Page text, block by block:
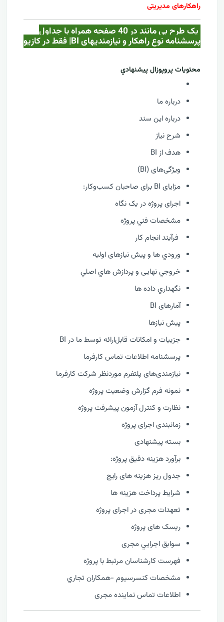
راهکارهای مدیریتی
یک طرح بی مانند در 40 صفحه همراه با جداول
پرسشنامه نوع راهکار و نیازمندیهای BI| فقط در کازيو
محتويات پروپوزال پيشنهادي
درباره ما
درباره این سند
شرح نیاز
هدف از BI
ویژگی‌های (BI)
مزایای BI برای صاحبان کسب‌وکار:
اجرای پروژه در یک نگاه
مشخصات فني پروژه
فرآيند انجام کار
ورودي ها و پیش نیازهای اولیه
خروجي نهایی و پردازش هاي اصلي
نگهداري داده ها
آمارهای BI
پیش نیازها
جزییات و امکانات قابل‌ارائه توسط ما در BI
پرسشنامه اطلاعات تماس کارفرما
نیازمندی‌های پلتفرم موردنظر شرکت کارفرما
نمونه فرم گزارش وضعيت پروژه
نظارت و كنترل آزمون پیشرفت پروژه
زمانبندی اجرای پروژه
بسته پیشنهادی
برآورد هزینه دقیق پروژه:
جدول ریز هزینه های رایج
شرایط پرداخت هزینه ها
تعهدات مجری در اجرای پروژه
ریسک های پروژه
سوابق اجرايي مجری
فهرست كارشناسان مرتبط با پروژه
مشخصات كنسرسيوم -همكاران تجاري
اطلاعات تماس نماینده مجری